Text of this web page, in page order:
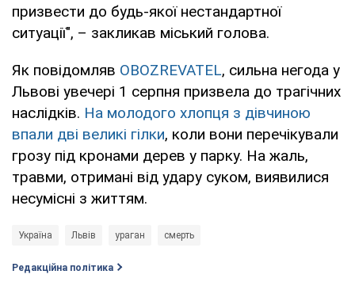
призвести до будь-якої нестандартної
ситуації", – закликав міський голова.
Як повідомляв OBOZREVATEL, сильна негода у
Львові увечері 1 серпня призвела до трагічних
наслідків. На молодого хлопця з дівчиною
впали дві великі гілки, коли вони перечікували
грозу під кронами дерев у парку. На жаль,
травми, отримані від удару суком, виявилися
несумісні з життям.
Україна Львів ураган смерть
Редакційна політика